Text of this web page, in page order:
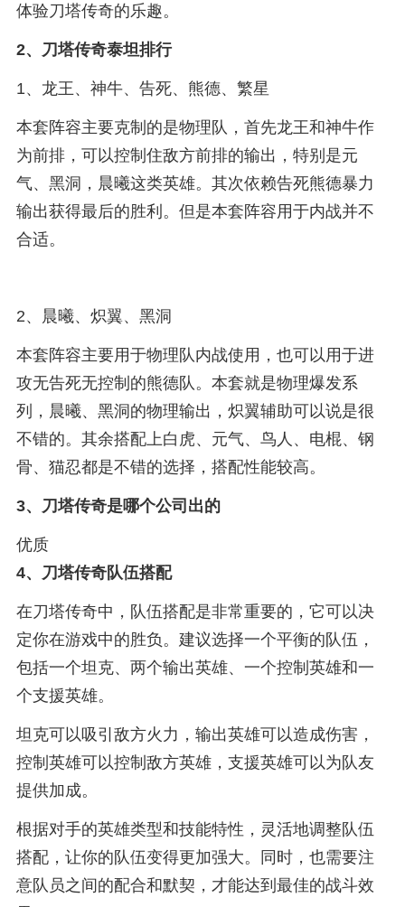
体验刀塔传奇的乐趣。
2、 刀塔传奇泰坦排行
1、龙王、神牛、告死、熊德、繁星
本套阵容主要克制的是物理队，首先龙王和神牛作
为前排，可以控制住敌方前排的输出，特别是元
气、黑洞，晨曦这类英雄。其次依赖告死熊德暴力
输出获得最后的胜利。但是本套阵容用于内战并不
合适。
2、晨曦、炽翼、黑洞
本套阵容主要用于物理队内战使用，也可以用于进
攻无告死无控制的熊德队。本套就是物理爆发系
列，晨曦、黑洞的物理输出，炽翼辅助可以说是很
不错的。其余搭配上白虎、元气、鸟人、电棍、钢
骨、猫忍都是不错的选择，搭配性能较高。
3、 刀塔传奇是哪个公司出的
优质
4、
刀塔传奇队伍搭配
在刀塔传奇中，队伍搭配是非常重要的，它可以决
定你在游戏中的胜负。建议选择一个平衡的队伍，
包括一个坦克、两个输出英雄、一个控制英雄和一
个支援英雄。
坦克可以吸引敌方火力，输出英雄可以造成伤害，
控制英雄可以控制敌方英雄，支援英雄可以为队友
提供加成。
根据对手的英雄类型和技能特性，灵活地调整队伍
搭配，让你的队伍变得更加强大。同时，也需要注
意队员之间的配合和默契，才能达到最佳的战斗效